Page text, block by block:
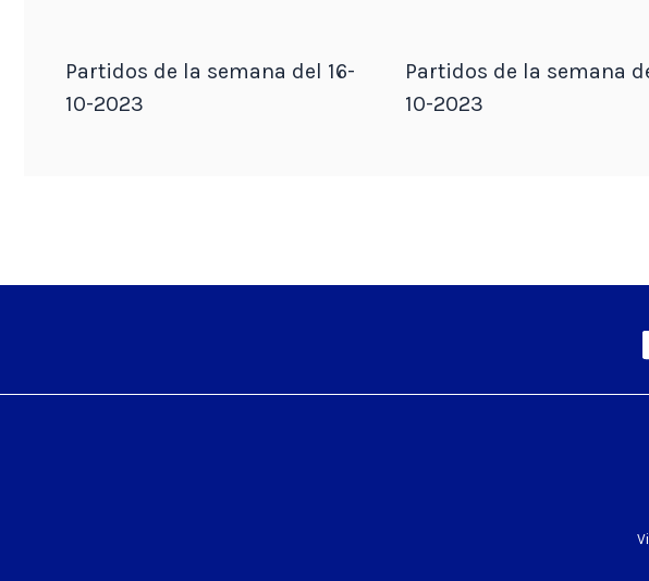
Partidos de la semana del 16-
10-2023
Partidos de la semana
10-2023